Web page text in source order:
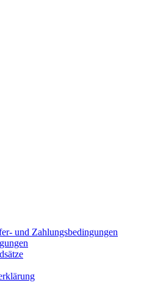
und Zahlungsbedingungen